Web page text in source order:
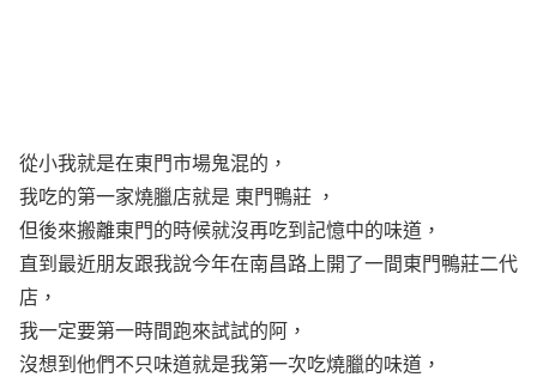
從小我就是在東門市場鬼混的，
我吃的第一家燒臘店就是 東門鴨莊 ，
但後來搬離東門的時候就沒再吃到記憶中的味道，
直到最近朋友跟我說今年在南昌路上開了一間東門鴨莊二代
店，
我一定要第一時間跑來試試的阿，
沒想到他們不只味道就是我第一次吃燒臘的味道，